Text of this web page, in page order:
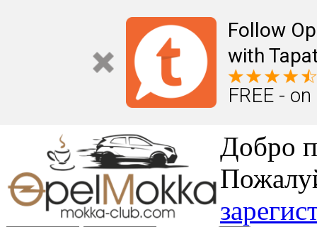
Follow
with
FREE -
Добро